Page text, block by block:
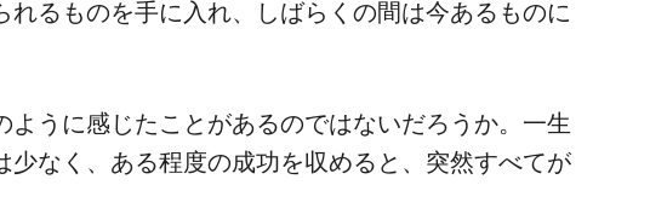
れるものを手に入れ、しばらくの間は今あるものに
ように感じたことがあるのではないだろうか。一生
少なく、ある程度の成功を収めると、突然すべてが